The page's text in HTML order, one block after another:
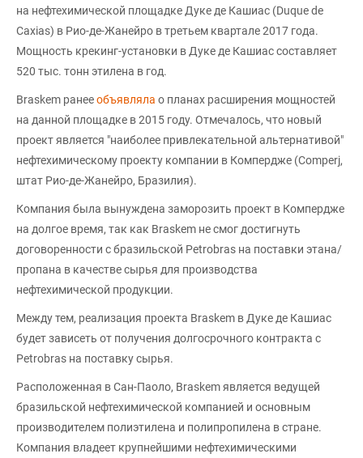
на нефтехимической площадке Дуке де Кашиас (Duque de
Caxias) в Рио-де-Жанейро в третьем квартале 2017 года.
Мощность крекинг-установки в Дуке де Кашиас составляет
520 тыс. тонн этилена в год.
Braskem ранееобъявляла о планах расширения мощностей
на данной площадке в 2015 году. Отмечалось, что новый
проект является "наиболее привлекательной альтернативой"
нефтехимическому проекту компании в Компердже (Comperj,
штат Рио-де-Жанейро, Бразилия).
Компания была вынуждена заморозить проект в Компердже
на долгое время, так как Braskem не смог достигнуть
договоренности с бразильской Petrobras на поставки этана/
пропана в качестве сырья для производства
нефтехимической продукции.
Между тем, реализация проекта Braskem в Дуке де Кашиас
будет зависеть от получения долгосрочного контракта с
Petrobras на поставку сырья.
Расположенная в Сан-Паоло, Braskem является ведущей
бразильской нефтехимической компанией и основным
производителем полиэтилена и полипропилена в стране.
Компания владеет крупнейшими нефтехимическими